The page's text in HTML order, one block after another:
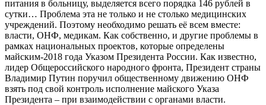
питания в больницу, выделяется всего порядка 146 рублей в
сутки… Проблема эта не только и не столько медицинских
учреждений. Поэтому необходимо решать её всем вместе:
власти, ОНФ, медикам. Как собственно, и другие проблемы в
рамках национальных проектов, которые определены
майским-2018 года Указом Президента России. Как известно,
лидер Общероссийского народного фронта, Президент страны
Владимир Путин поручил общественному движению ОНФ
взять под свой контроль исполнение майского Указа
Президента – при взаимодействии с органами власти.